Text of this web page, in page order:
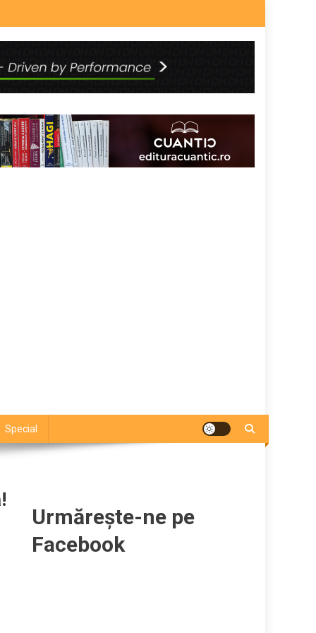
Special
Urmărește-ne pe
Facebook